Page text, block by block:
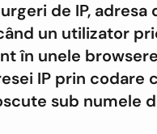
de IP, adresa
un utilizator
în unele
IP prin codare
sub numele